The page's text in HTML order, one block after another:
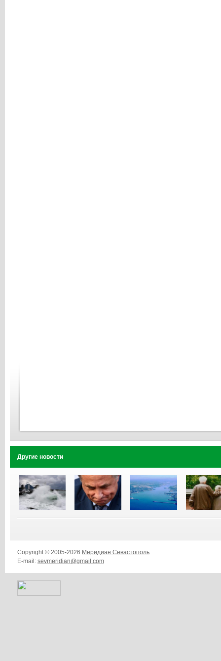
Другие новости
Copyright © 2005-2026 Меридиан Севастополь
E-mail: sevmeridian@gmail.com